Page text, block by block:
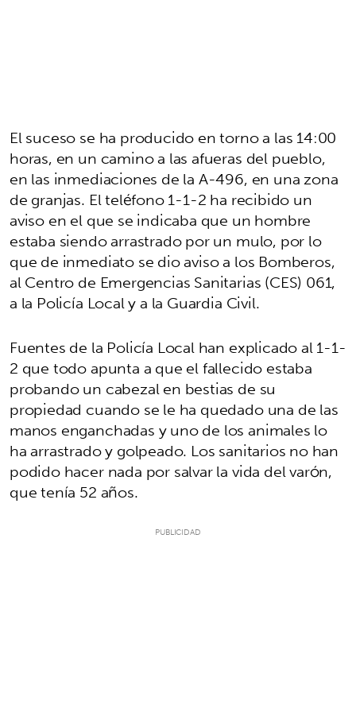
El suceso se ha producido en torno a las 14:00
horas, en un camino a las afueras del pueblo,
en las inmediaciones de la A-496, en una zona
de granjas. El teléfono 1-1-2 ha recibido un
aviso en el que se indicaba que un hombre
estaba siendo arrastrado por un mulo, por lo
que de inmediato se dio aviso a los Bomberos,
al Centro de Emergencias Sanitarias (CES) 061,
a la Policía Local y a la Guardia Civil.
Fuentes de la Policía Local han explicado al 1-1-
2 que todo apunta a que el fallecido estaba
probando un cabezal en bestias de su
propiedad cuando se le ha quedado una de las
manos enganchadas y uno de los animales lo
ha arrastrado y golpeado. Los sanitarios no han
podido hacer nada por salvar la vida del varón,
que tenía 52 años.